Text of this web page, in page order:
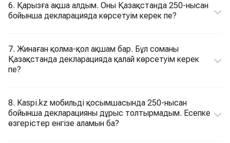
6. Қарызға ақша алдым. Оны Қазақстанда 250-нысан
бойынша декларацияда көрсетуім керек пе?
7. Жинаған қолма-қол ақшам бар. Бұл соманы
Қазақстанда декларацияда қалай көрсетуім керек
пе?
8. Kaspi.kz мобильді қосымшасында 250-нысан
бойынша декларацияны дұрыс толтырмадым. Есепке
өзгерістер енгізе аламын ба?